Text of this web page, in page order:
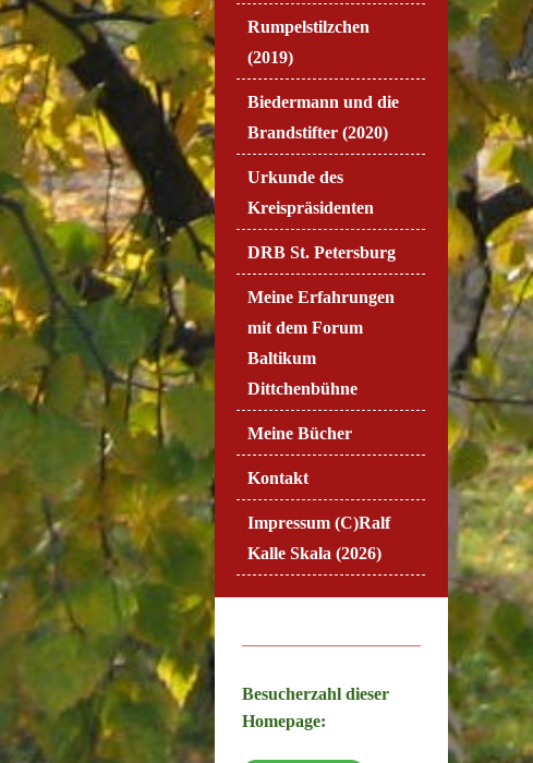
Rumpelstilzchen
(2019)
Biedermann und die
Brandstifter (2020)
Urkunde des
Kreispräsidenten
DRB St. Petersburg
Meine Erfahrungen
mit dem Forum
Baltikum
Dittchenbühne
Meine Bücher
Kontakt
Impressum (C)Ralf
Kalle Skala (2026)
Besucherzahl dieser
Homepage: